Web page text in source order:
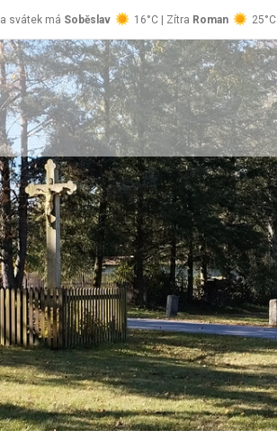
a svátek má Soběslav 16°C | Zítra Roman 25°C